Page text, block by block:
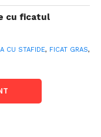
cu ficatul
CU STAFIDE, FICAT GRAS,